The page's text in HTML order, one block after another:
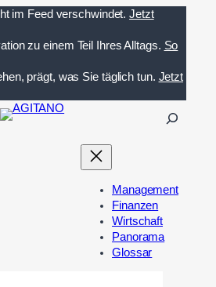
im Feed verschwindet. Jetzt
zu einem Teil Ihres Alltags. So
prägt, was Sie täglich tun. Jetzt
n
Management
Finanzen
Wirtschaft
Panorama
Glossar